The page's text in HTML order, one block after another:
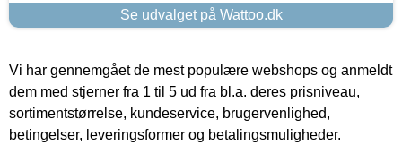
Se udvalget på Wattoo.dk
Vi har gennemgået de mest populære webshops og anmeldt
dem med stjerner fra 1 til 5 ud fra bl.a. deres prisniveau,
sortimentstørrelse, kundeservice, brugervenlighed,
betingelser, leveringsformer og betalingsmuligheder.